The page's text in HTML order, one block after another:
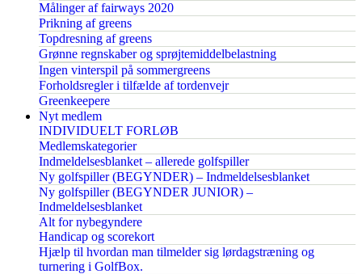
Målinger af fairways 2020
Prikning af greens
Topdresning af greens
Grønne regnskaber og sprøjtemiddelbelastning
Ingen vinterspil på sommergreens
Forholdsregler i tilfælde af tordenvejr
Greenkeepere
Nyt medlem
INDIVIDUELT FORLØB
Medlemskategorier
Indmeldelsesblanket – allerede golfspiller
Ny golfspiller (BEGYNDER) – Indmeldelsesblanket
Ny golfspiller (BEGYNDER JUNIOR) –
Indmeldelsesblanket
Alt for nybegyndere
Handicap og scorekort
Hjælp til hvordan man tilmelder sig lørdagstræning og
turnering i GolfBox.